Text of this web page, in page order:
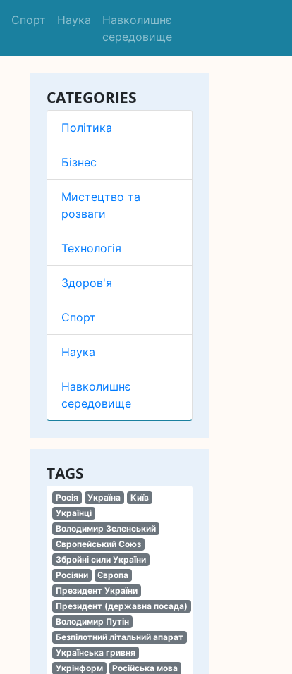
Спорт Наука
Навколишнє
середовище
CATEGORIES
Політика
Бізнес
Мистецтво та
розваги
Технологія
Здоров'я
Спорт
Наука
Навколишнє
середовище
TAGS
Росія Україна
Київ
Українці
Володимир Зеленський
Європейський Союз
Збройні сили України
Росіяни
Європа
Президент України
Президент (державна посада)
Володимир Путін
Безпілотний літальний апарат
Українська гривня
Укрінформ
Російська мова